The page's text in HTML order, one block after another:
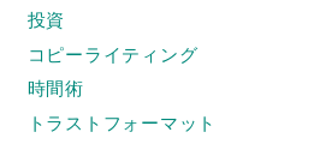
投資
コピーライティング
時間術
トラストフォーマット